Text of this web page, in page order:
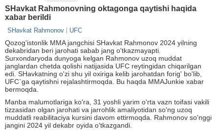
SHavkat Rahmonovning oktagonga qaytishi haqida
xabar berildi
SHavkat Rahmonov UFC
Qozog'istonlik MMA jangchisi SHavkat Rahmonov 2024 yilning
dekabridan beri jarohati sabab jang o'tkazmayapti.
Surxondaryoda dunyoga kelgan Rahmonov uzoq muddat
janglardan chetda qolishi natijasida UFC reytingidan chiqarilgan
edi. SHavkatning o'zi shu yil oxiriga kelib jarohatdan forig' bo'lib,
UFC`ga qaytishni rejalashtirmoqda. Bu haqda MMAJunkie xabar
bermoqda.
Manba malumotlariga ko'ra, 31 yoshli yarim o'rta vazn toifasi vakili
tizzasidan olgan jarohati va jarrohlik amaliyotidan so'ng uzoq
muddatli reabilitaciya kursini davom ettirmoqda. Rahmonov so'nggi
jangini 2024 yil dekabr oyida o'tkazgandi.